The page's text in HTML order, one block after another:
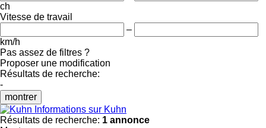
ch
Vitesse de travail
–
km/h
Pas assez de filtres ?
Proposer une modification
Résultats de recherche:
-
montrer
Informations sur Kuhn
Résultats de recherche: 1 annonce